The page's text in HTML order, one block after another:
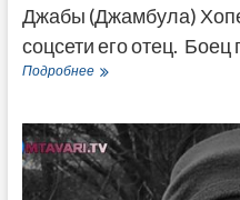
Джабы (Джамбула)
соцсети его отец. Боец
ПодробнееВ
Бахмутом
погиб
еще
один